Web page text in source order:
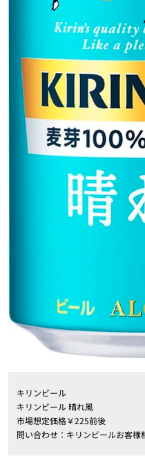
キリンビール
キリンビール 晴れ風
市場想定価格￥225前後
問い合わせ：キリンビールお客